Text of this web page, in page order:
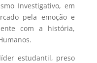
Investigativo, em
pela emoção e
com a história,
estudantil, preso